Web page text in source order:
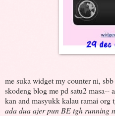
me suka widget my counter ni,
skodeng blog me pd satu2 masa--
kan and masyukk kalau ramai org
ada dua ajer pun BE tgh running